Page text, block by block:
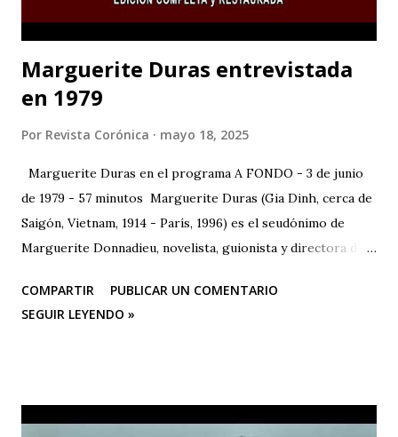
Marguerite Duras entrevistada
en 1979
Por Revista Corónica mayo 18, 2025
Marguerite Duras en el programa A FONDO - 3 de junio
de 1979 - 57 minutos Marguerite Duras (Gia Dinh, cerca de
Saigón, Vietnam, 1914 - París, 1996) es el seudónimo de
Marguerite Donnadieu, novelista, guionista y directora de
derecho, matemáticas y ciencias políticas. En 1943 publicó
su primera obra, "La impudicia", a la que seguirían más de
ganadora, entre otros, del Premio Goncourt. En 1977
COMPARTIR
PUBLICAR UN COMENTARIO
SEGUIR LEYENDO »